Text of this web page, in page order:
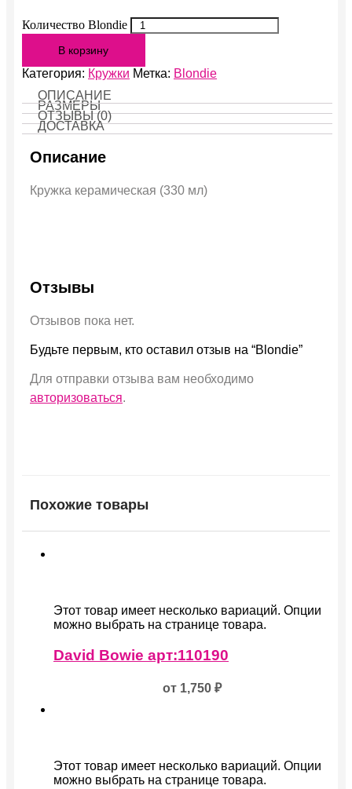
Количество Blondie
В корзину
Категория: Кружки Метка: Blondie
ОПИСАНИЕ
РАЗМЕРЫ
ОТЗЫВЫ (0)
ДОСТАВКА
Описание
Кружка керамическая (330 мл)
Отзывы
Отзывов пока нет.
Будьте первым, кто оставил отзыв на “Blondie”
Для отправки отзыва вам необходимо
авторизоваться.
Похожие товары
Этот товар имеет несколько вариаций. Опции
можно выбрать на странице товара.
David Bowie арт:110190
от 1,750 ₽
Этот товар имеет несколько вариаций. Опции
можно выбрать на странице товара.